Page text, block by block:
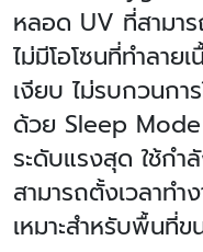
หลอด UV ที่สามา
ไม่มีโอโซนที่ทำลาย
เงียบ ไม่รบกวนกา
ด้วย Sleep
ระดับแรงสุด ใช้ก
สามารถตั้งเวลาท
เหมาะสำหรับพื้นที่